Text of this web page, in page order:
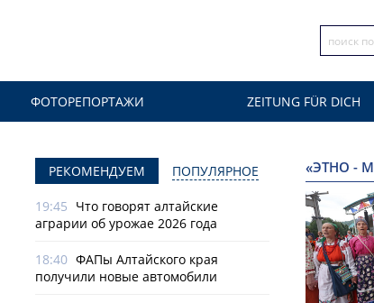
ФОТОРЕПОРТАЖИ ZEITUNG FÜR DICH
РЕКОМЕНДУЕМ ПОПУЛЯРНОЕ
19:45 Что говорят алтайские
аграрии об урожае 2026 года
18:40 ФАПы Алтайского края
получили новые автомобили
«ЭТНО -